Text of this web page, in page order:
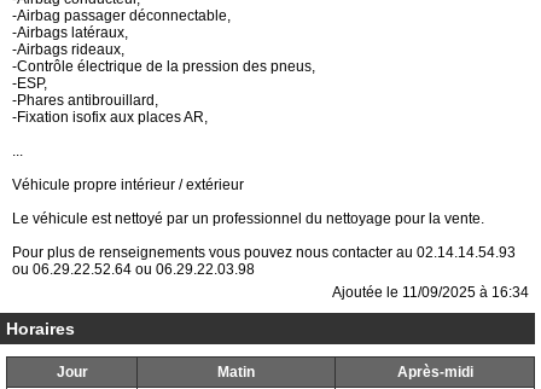
-Airbag passager déconnectable,
-Airbags latéraux,
-Airbags rideaux,
-Contrôle électrique de la pression des pneus,
-ESP,
-Phares antibrouillard,
-Fixation isofix aux places AR,
Véhicule propre intérieur / extérieur
Le véhicule est nettoyé par un professionnel du nettoyage pour la vente.
Pour plus de renseignements vous pouvez nous contacter au 02.14.14.54.93
ou 06.29.22.52.64 ou 06.29.22.03.98
Ajoutée le 11/09/2025 à 16:34
Horaires
Jour Matin
Après-midi